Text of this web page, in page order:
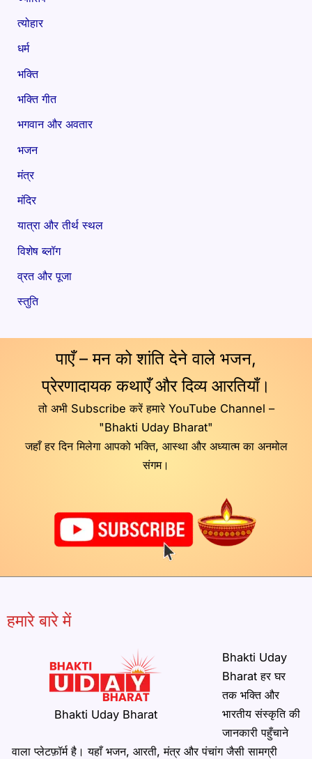
त्योहार
धर्म
भक्ति
भक्ति गीत
भगवान और अवतार
भजन
मंत्र
मंदिर
यात्रा और तीर्थ स्थल
विशेष ब्लॉग
व्रत और पूजा
स्तुति
पाएँ – मन को शांति देने वाले भजन,
प्रेरणादायक कथाएँ और दिव्य आरतियाँ।
तो अभी Subscribe करें हमारे YouTube Channel –
"Bhakti Uday Bharat"
जहाँ हर दिन मिलेगा आपको भक्ति, आस्था और अध्यात्म का अनमोल
संगम।
हमारे बारे में
Bhakti Uday Bharat
Bhakti Uday
Bharat हर घर
तक भक्ति और
भारतीय संस्कृति की
जानकारी पहुँचाने
वाला प्लेटफ़ॉर्म है। यहाँ भजन, आरती, मंत्र और पंचांग जैसी सामग्री